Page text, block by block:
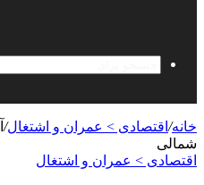
خانه/ اقتصادی > عمران و اشتغال/
شمالی
اقتصادی > عمران و اشتغال